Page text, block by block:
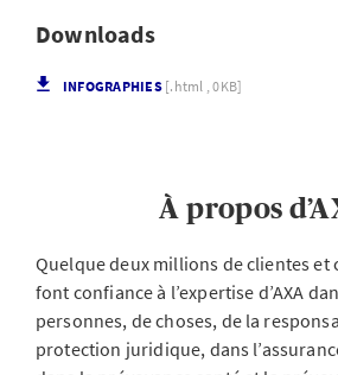
Downloads
INFOGRAPHIES [.html , 0KB]
À propos
Quelque deux millions de clientes et
font confiance à l’expertise d’AXA
personnes, de choses, de la
protection juridique, dans